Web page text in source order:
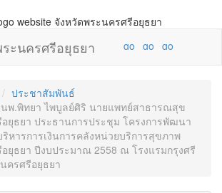
ะนครศรีอยุธยา
ประชาสัมพันธ์
นพ.พิทยา ไพบูลย์ศิริ นายแพทย์สาธารณสุข
ยุธยา ประธานการประชุม โครงการพัฒนา
หารการเงินการคลังหน่วยบริการสุขภาพ
ยุธยา ปีงบประมาณ 2558 ณ โรงแรมกรุงศรี
ครศรีอยุธยา